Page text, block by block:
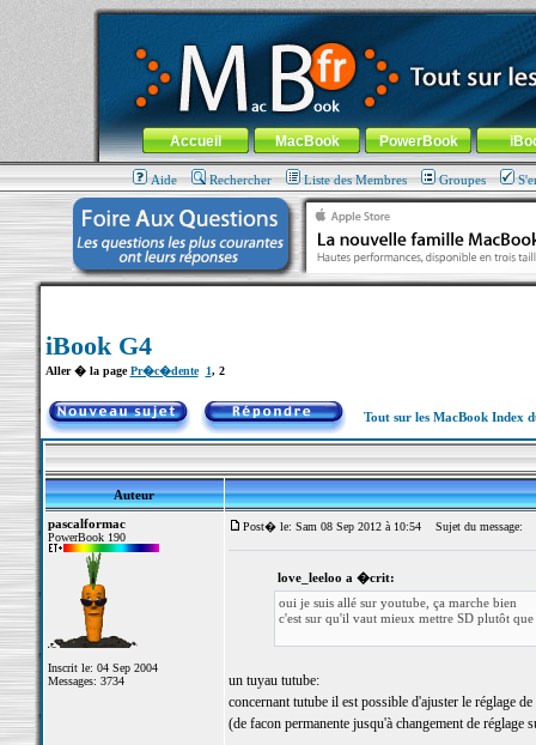
MacBook-fr.com : 100% Apple... 100% nomade !
Aller au contenu-Aller au menu général-Aller au menu de
Menu général
Accueil MacBook PowerBook
Aide Rechercher Liste des Membres Groupes
iBook G4
Aller � la pagePr�c�dente 1, 2
Tout sur les MacBook Index
Auteur
pascalformac
PowerBook 190
Inscrit le: 04 Sep 2004
Messages: 3734
Post� le: Sam 08 Sep 2012 à 10:54 Sujet du message:
love_leeloo a �crit:
oui je suis allé sur youtube, ça marche bien
c'est sur qu'il vaut mieux mettre SD plutôt
un tuyau tutube:
concernant tutube il est possible d'ajuster le réglage
(de facon permanente jusqu'à changement de réglage